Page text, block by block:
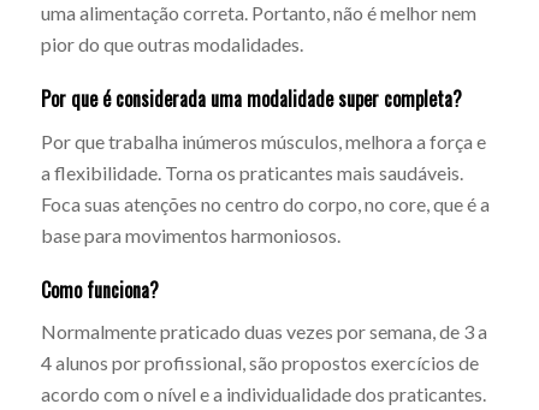
uma alimentação correta. Portanto, não é melhor nem
pior do que outras modalidades.
Por que é considerada uma modalidade super completa?
Por que trabalha inúmeros músculos, melhora a força e
a flexibilidade. Torna os praticantes mais saudáveis.
Foca suas atenções no centro do corpo, no core, que é a
base para movimentos harmoniosos.
Como funciona?
Normalmente praticado duas vezes por semana, de 3 a
4 alunos por profissional, são propostos exercícios de
acordo com o nível e a individualidade dos praticantes.